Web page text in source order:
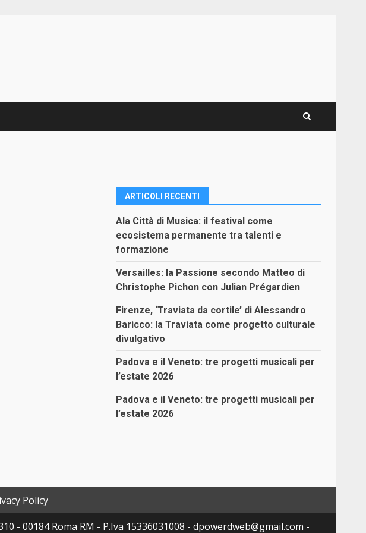
ARTICOLI RECENTI
Ala Città di Musica: il festival come
ecosistema permanente tra talenti e
formazione
Versailles: la Passione secondo Matteo di
Christophe Pichon con Julian Prégardien
Firenze, ‘Traviata da cortile’ di Alessandro
Baricco: la Traviata come progetto culturale
divulgativo
Padova e il Veneto: tre progetti musicali per
l’estate 2026
Padova e il Veneto: tre progetti musicali per
l’estate 2026
Policy
- 00184 Roma RM - P.Iva 15336031008 - dpowerdweb@gmail.com -